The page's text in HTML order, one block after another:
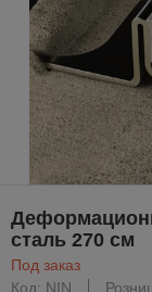
сталь 270 см
Под заказ
Код: NIN